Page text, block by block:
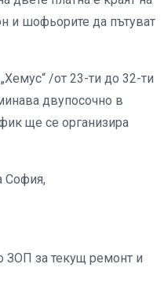
и шофьорите да пътуват
/от 23-ти до 32-ти
двупосочно в
ще се организира
София,
ЗОП за текущ ремонт и